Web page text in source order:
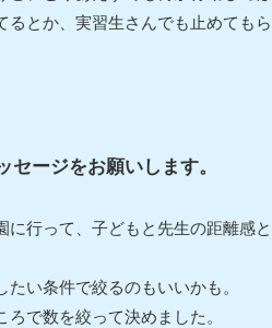
るとか、実習生さんでも止めても
セージをお願いします。
に行って、子どもと先生の距離感
い条件で絞るのもいいかも。
で数を絞って決めました。